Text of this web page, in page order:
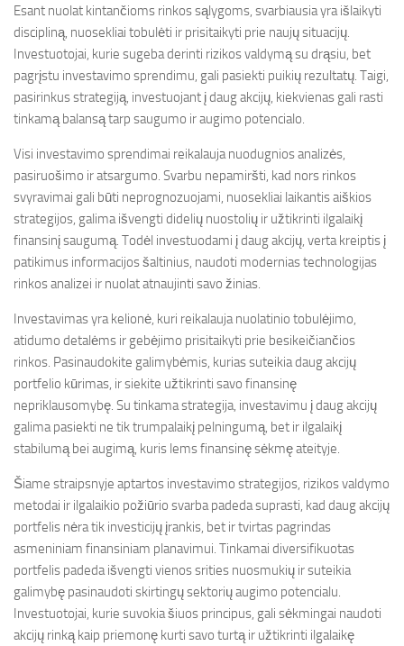
Esant nuolat kintančioms rinkos sąlygoms, svarbiausia yra išlaikyti
discipliną, nuosekliai tobulėti ir prisitaikyti prie naujų situacijų.
Investuotojai, kurie sugeba derinti rizikos valdymą su drąsiu, bet
pagrįstu investavimo sprendimu, gali pasiekti puikių rezultatų. Taigi,
pasirinkus strategiją, investuojant į daug akcijų, kiekvienas gali rasti
tinkamą balansą tarp saugumo ir augimo potencialo.
Visi investavimo sprendimai reikalauja nuodugnios analizės,
pasiruošimo ir atsargumo. Svarbu nepamiršti, kad nors rinkos
svyravimai gali būti neprognozuojami, nuosekliai laikantis aiškios
strategijos, galima išvengti didelių nuostolių ir užtikrinti ilgalaikį
finansinį saugumą. Todėl investuodami į daug akcijų, verta kreiptis į
patikimus informacijos šaltinius, naudoti modernias technologijas
rinkos analizei ir nuolat atnaujinti savo žinias.
Investavimas yra kelionė, kuri reikalauja nuolatinio tobulėjimo,
atidumo detalėms ir gebėjimo prisitaikyti prie besikeičiančios
rinkos. Pasinaudokite galimybėmis, kurias suteikia daug akcijų
portfelio kūrimas, ir siekite užtikrinti savo finansinę
nepriklausomybę. Su tinkama strategija, investavimu į daug akcijų
galima pasiekti ne tik trumpalaikį pelningumą, bet ir ilgalaikį
stabilumą bei augimą, kuris lems finansinę sėkmę ateityje.
Šiame straipsnyje aptartos investavimo strategijos, rizikos valdymo
metodai ir ilgalaikio požiūrio svarba padeda suprasti, kad daug akcijų
portfelis nėra tik investicijų įrankis, bet ir tvirtas pagrindas
asmeniniam finansiniam planavimui. Tinkamai diversifikuotas
portfelis padeda išvengti vienos srities nuosmukių ir suteikia
galimybę pasinaudoti skirtingų sektorių augimo potencialu.
Investuotojai, kurie suvokia šiuos principus, gali sėkmingai naudoti
akcijų rinką kaip priemonę kurti savo turtą ir užtikrinti ilgalaikę